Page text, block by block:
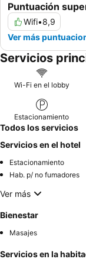
Puntuación
Wifi•8,9
Ver más
Servicios
Wi-Fi en el lobby
Estacionamiento
Todos los servicios
Servicios en el hotel
Estacionamiento
Hab. p/ no fumadores
Ver más
Bienestar
Masajes
Servicios en la